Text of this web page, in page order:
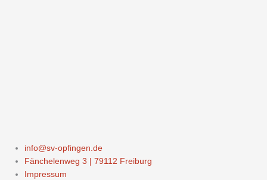
info@sv-opfingen.de
Fänchelenweg 3 | 79112 Freiburg
Impressum